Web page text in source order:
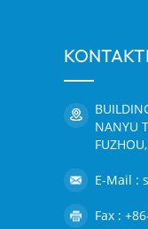
NANYU
E-Mail :
Fax :